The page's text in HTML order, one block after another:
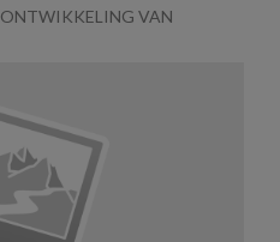
ONTWIKKELING VAN